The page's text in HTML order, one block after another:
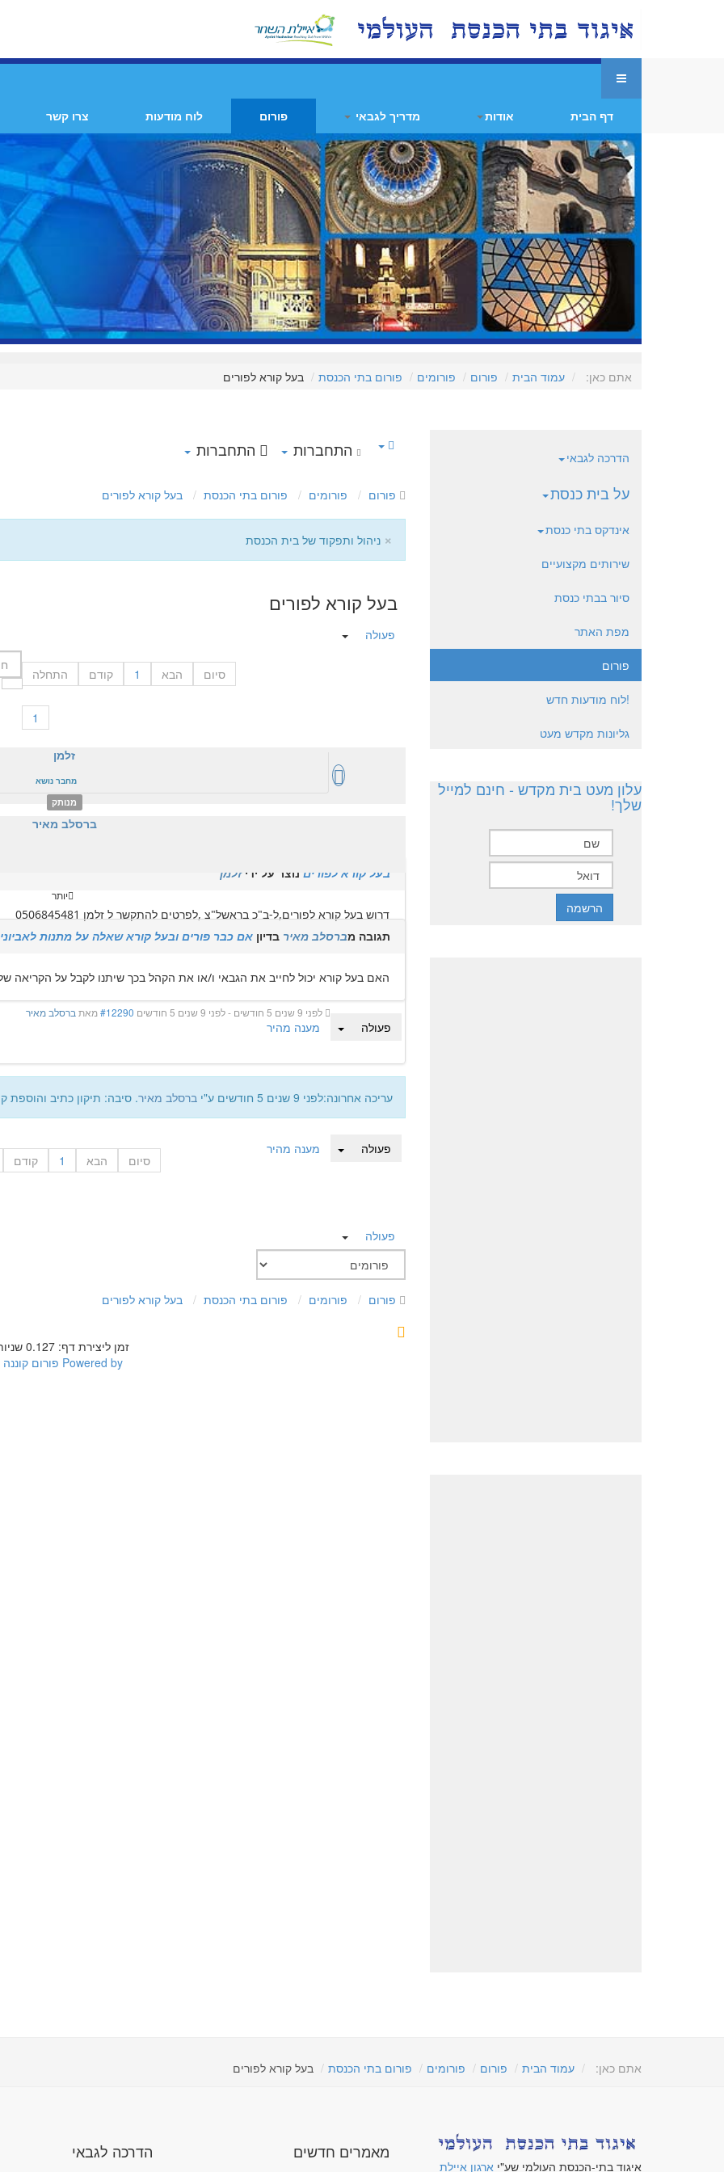
דף הבית אודות מדריך לגבאי פורום לוח מודעות צרו קשר
אתם כאן: עמוד הבית פורום פורומים פורום בתי הכנסת בעל קורא לפורים
התחברות התחברות
פורום פורומים פורום בתי הכנסת בעל קורא לפורים
× ניהול ותפקוד של בית הכנסת
בעל קורא לפורים
פעולה
התחלה קודם 1 הבא סיום
1
זלמן
מחבר נושא
מנותק
יותר
בעל קורא לפורים נוצר על ידיזלמן
דרוש בעל קורא לפורים,ל-ב"כ בראשל"צ ,לפרטים להתקשר ל זלמן 0506845481
מענה מהיר פעולה
ברסלב מאיר
יותר
לפני 9 שנים 5 חודשים -לפני 9 שנים 5 חודשים #12290 מאת ברסלב מאיר
תגובה מברסלב מאיר בדיוןאם כבר פורים ובעל קורא שאלה על מתנות
האם בעל קורא יכול לחייב את הגבאי ו/או את הקהל בכך שיתנו לקבל על הקריאה
עריכה אחרונה:לפני 9 שנים 5 חודשים ע"י ברסלב מאיר. סיבה: תיקון כתיב והוספת
מענה מהיר פעולה
קודם 1 הבא סיום
פעולה
פורום פורומים פורום בתי הכנסת בעל קורא לפורים
זמן ליצירת דף: 0.127 שניות
Powered by פורום קוננה
הדרכה לגבאי
על בית כנסת
אינדקס בתי כנסת
שירותים מקצועיים
סיור בבתי כנסת
מפת האתר
פורום
!לוח מודעות חדש
גליונות מקדש מעט
עלון מעט בית מקדש - חינם למייל
שלך!
אתם כאן: עמוד הבית פורום פורומים פורום בתי הכנסת בעל קורא לפורים
איגוד בתי-הכנסת העולמי שע"י ארגון איילת
מאמרים חדשים הדרכה לגבאי